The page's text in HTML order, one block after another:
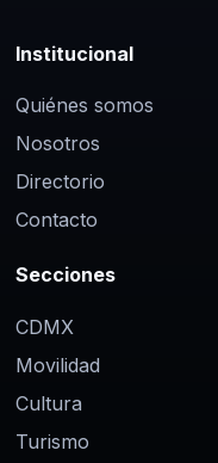
Institucional
Quiénes somos
Nosotros
Directorio
Contacto
Secciones
CDMX
Movilidad
Cultura
Turismo